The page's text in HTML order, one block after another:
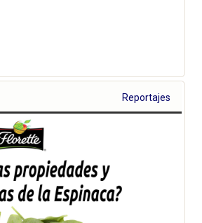
Reportajes